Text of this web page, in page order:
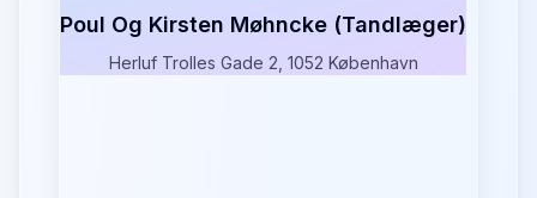
Poul Og Kirsten Møhncke (Tandlæger)
Herluf Trolles Gade 2, 1052 København